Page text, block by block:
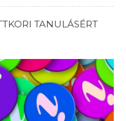
TANULÁSÉRT